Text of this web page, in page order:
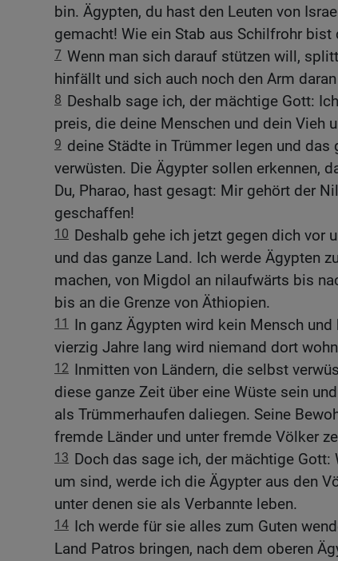
bin. Ägypten, du hast den Leuten von
gemacht! Wie ein Stab aus Schilfrohr bist
7 Wenn man sich darauf stützen will,
hinfällt und sich auch noch den Arm
8 Deshalb sage ich, der mächtige Gott:
preis, die deine Menschen und dein Vieh
9 deine Städte in Trümmer legen und das
verwüsten. Die Ägypter sollen erkennen,
Du, Pharao, hast gesagt: Mir gehört der
geschaffen!
10 Deshalb gehe ich jetzt gegen dich vor
und das ganze Land. Ich werde Ägypten
machen, von Migdol an nilaufwärts bis
bis an die Grenze von Äthiopien.
11
In ganz Ägypten wird kein Mensch und
vierzig Jahre lang wird niemand dort
12 Inmitten von Ländern, die selbst
diese ganze Zeit über eine Wüste sein
als Trümmerhaufen daliegen. Seine
fremde Länder und unter fremde Völker
13 Doch das sage ich, der mächtige Gott:
um sind, werde ich die Ägypter aus den
unter denen sie als Verbannte leben.
14 Ich werde für sie alles zum Guten
Land Patros bringen, nach dem oberen